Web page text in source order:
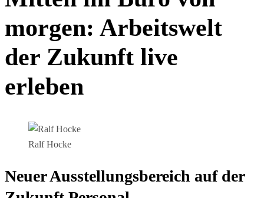
morgen: Arbeitswelt
der Zukunft live
erleben
Ralf Hocke
Neuer Ausstellungsbereich auf der